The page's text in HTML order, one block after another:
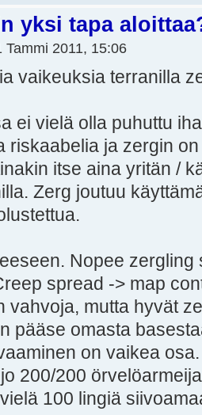
yksi tapa
Tammi 2011, 15:06
vaikeuksia terranilla
ei vielä olla puhuttu
riskaabelia ja zergin
itse aina yritän /
Zerg joutuu
Nopee
spread -> map
vahvoja, mutta hyvät
pääse omasta
on vaikea
200/200
100 lingiä